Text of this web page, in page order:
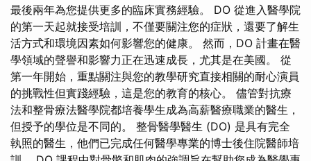
最後兩年為您提供更多的臨床實務經驗。 DO 從進入醫學院
的第一天起就接受培訓，不僅要關注您的症狀，還要了解生
活方式和環境因素如何影響您的健康。 然而，DO 計畫在醫
學領域的聲譽和影響力正在迅速成長，尤其是在美國。 從
第一年開始，重點關注與您的教學研究直接相關的耐心演員
的挑戰性但實踐經驗，這是您的教育的核心。 儘管對抗療
法和整骨療法醫學院都培養學生成為高薪醫療職業的醫生，
但授予的學位是不同的。 整骨醫學醫生 (DO) 是具有完全
執照的醫生，他們已完成任何醫學專業的博士後住院醫師培